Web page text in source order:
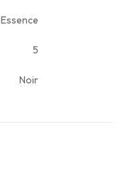
Essence
5
Noir